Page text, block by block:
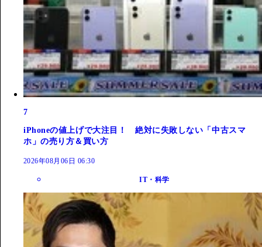
7
iPhoneの値上げで大注目！ 絶対に失敗しない「中古スマ
ホ」の売り方＆買い方
2026年08月06日 06:30
IT・科学